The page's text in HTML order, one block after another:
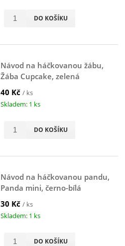
DO KOŠÍKU
Návod na háčkovanou žábu,
Žába Cupcake, zelená
40 Kč / ks
Skladem: 1 ks
DO KOŠÍKU
Návod na háčkovanou pandu,
Panda mini, černo-bílá
30 Kč / ks
Skladem: 1 ks
DO KOŠÍKU